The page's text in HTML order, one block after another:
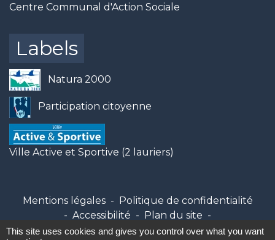
Centre Communal d'Action Sociale
Labels
Natura 2000
Participation citoyenne
Ville Active et Sportive (2 lauriers)
Mentions légales -
Politique de confidentialité
- Accessibilité - Plan du site -
Gestion des cookies
This site uses cookies and gives you control over what you want